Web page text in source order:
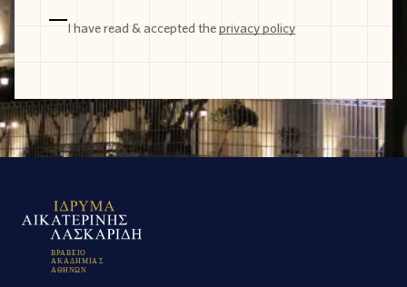
I have read & accepted theprivacy policy
ΒΡΑΒΕΙΟ
ΑΚΑΔΗΜΙΑ Σ
Α ΘΗΝΩΝ